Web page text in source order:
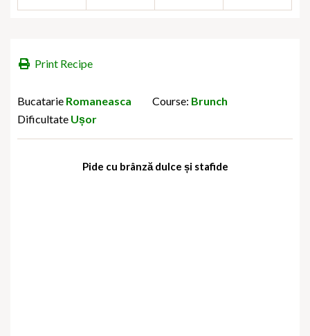
Print Recipe
Bucatarie Romaneasca Course: Brunch
Dificultate Ușor
Pide cu brânză dulce și stafide